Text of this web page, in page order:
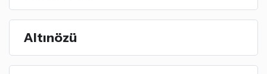
Altınözü